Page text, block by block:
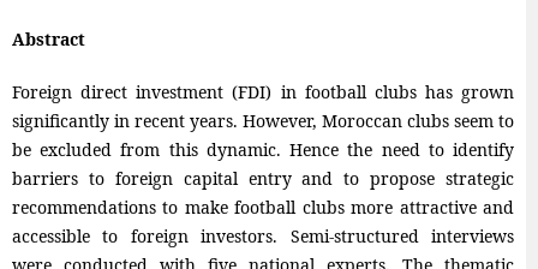
Abstract
Foreign direct investment (FDI) in football clubs has grown
significantly in recent years. However, Moroccan clubs seem to
be excluded from this dynamic. Hence the need to identify
barriers to foreign capital entry and to propose strategic
recommendations to make football clubs more attractive and
accessible to foreign investors. Semi-structured interviews